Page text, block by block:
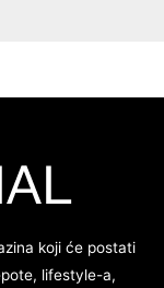
koji će postati
lifestyle-a,